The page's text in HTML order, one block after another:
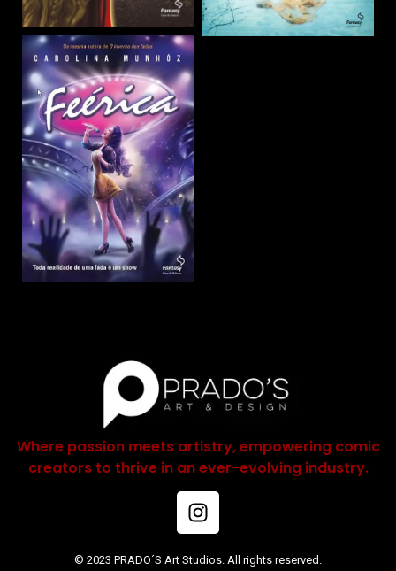
Where passion meets artistry, empowering comic
creators to thrive in an ever-evolving industry.
© 2023 PRADO´S Art Studios. All rights reserved.